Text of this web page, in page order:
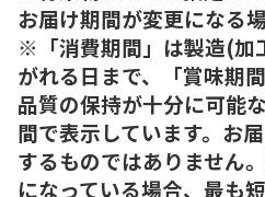
お届け期間が変更になる
※「消費期間」は製造(加
がれる日まで、「賞味期
品質の保持が十分に可能
間で表示しています。お
するものではありません
になっている場合、最も